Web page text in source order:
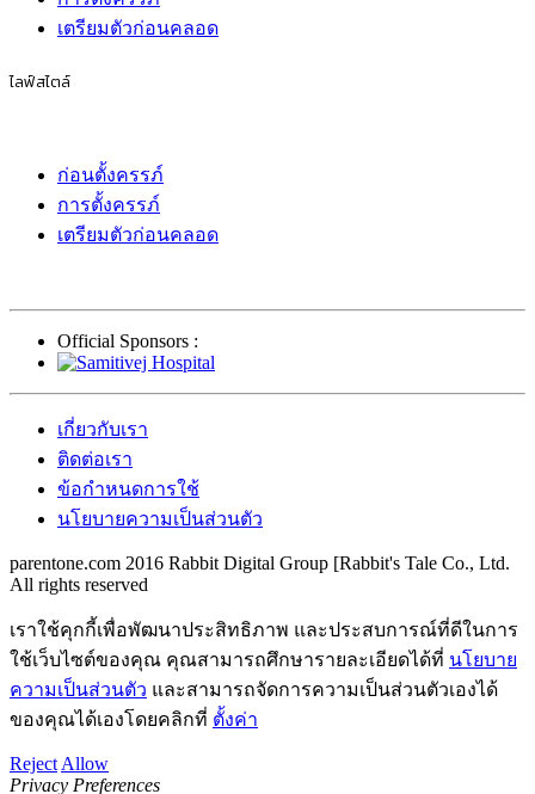
เตรียมตัวก่อนคลอด
ไลฟ์สไตล์
ก่อนตั้งครรภ์
การตั้งครรภ์
เตรียมตัวก่อนคลอด
Official Sponsors :
เกี่ยวกับเรา
ติดต่อเรา
ข้อกำหนดการใช้
นโยบายความเป็นส่วนตัว
parentone.com 2016 Rabbit Digital Group [Rabbit's Tale Co., Ltd.
All rights reserved
เราใช้คุกกี้เพื่อพัฒนาประสิทธิภาพ และประสบการณ์ที่ดีในการ
ใช้เว็บไซต์ของคุณ คุณสามารถศึกษารายละเอียดได้ที่ นโยบาย
ความเป็นส่วนตัว และสามารถจัดการความเป็นส่วนตัวเองได้
ของคุณได้เองโดยคลิกที่ ตั้งค่า
Reject Allow
Privacy Preferences